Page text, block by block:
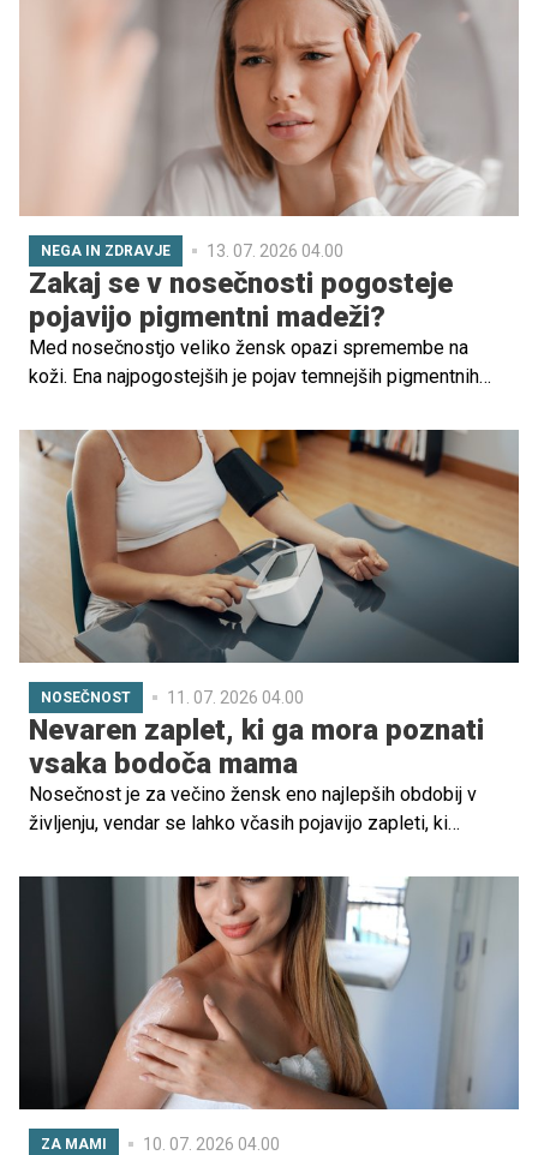
pijače. A strokovnjaki opozarjajo: energijske pijače v
nosečnosti niso najboljša izbira.
NEGA IN ZDRAVJE 13. 07. 2026 04.00
Zakaj se v nosečnosti pogosteje
pojavijo pigmentni madeži?
Med nosečnostjo veliko žensk opazi spremembe na
koži. Ena najpogostejših je pojav temnejših pigmentnih
imenovane nosečniške maske (melazme). Gre za
povsem običajen pojav, ki je povezan s hormonskimi
spremembami v telesu.
NOSEČNOST 11. 07. 2026 04.00
Nevaren zaplet, ki ga mora poznati
vsaka bodoča mama
Nosečnost je za večino žensk eno najlepših obdobij v
življenju, vendar se lahko včasih pojavijo zapleti, ki
preeklampsija, stanje, povezano z nevarnim povišanjem
krvnega tlaka v nosečnosti, ki lahko ogrozi zdravje
nosečnice in otroka.
ZA MAMI 10. 07. 2026 04.00